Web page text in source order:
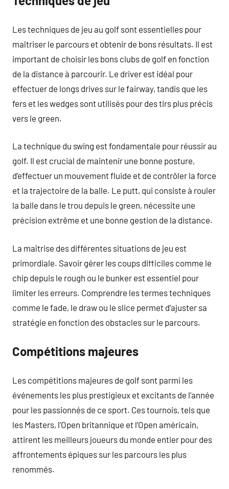
Les techniques de jeu au golf sont essentielles pour
maîtriser le parcours et obtenir de bons résultats. Il est
important de choisir les bons clubs de golf en fonction
de la distance à parcourir. Le driver est idéal pour
effectuer de longs drives sur le fairway, tandis que les
fers et les wedges sont utilisés pour des tirs plus précis
vers le green.
La technique du swing est fondamentale pour réussir au
golf. Il est crucial de maintenir une bonne posture,
d’effectuer un mouvement fluide et de contrôler la force
et la trajectoire de la balle. Le putt, qui consiste à rouler
la balle dans le trou depuis le green, nécessite une
précision extrême et une bonne gestion de la distance.
La maîtrise des différentes situations de jeu est
primordiale. Savoir gérer les coups difficiles comme le
chip depuis le rough ou le bunker est essentiel pour
limiter les erreurs. Comprendre les termes techniques
comme le fade, le draw ou le slice permet d’ajuster sa
stratégie en fonction des obstacles sur le parcours.
Compétitions majeures
Les compétitions majeures de golf sont parmi les
événements les plus prestigieux et excitants de l’année
pour les passionnés de ce sport. Ces tournois, tels que
les Masters, l’Open britannique et l’Open américain,
attirent les meilleurs joueurs du monde entier pour des
affrontements épiques sur les parcours les plus
renommés.